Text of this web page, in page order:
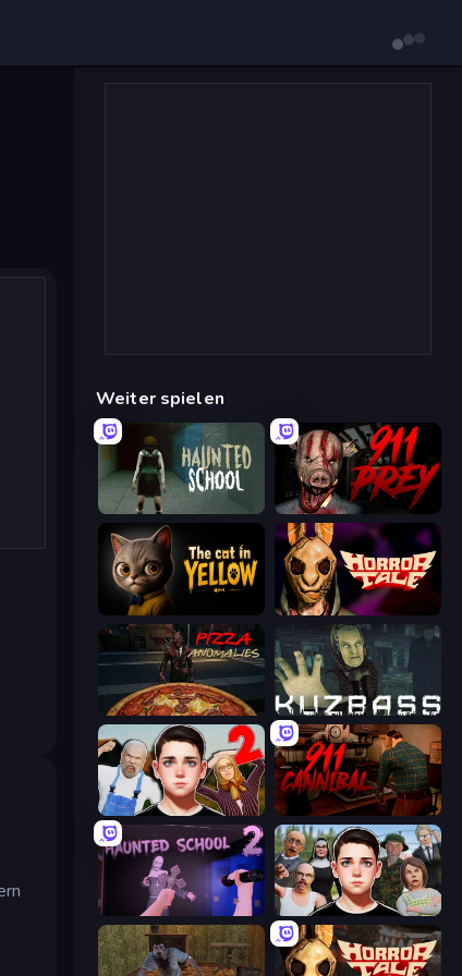
Weiter spielen
Haunted School 911: Prey
The Cat in Yellow Horror Tale
Pizza Anomalies Kuzbass Horror
Schoolboy Escape 2 911: Cannibal
Haunted School 2 Schoolboy Escape: Runaway